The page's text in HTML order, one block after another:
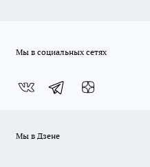
Мы в социальных сетях
Мы в Дзене